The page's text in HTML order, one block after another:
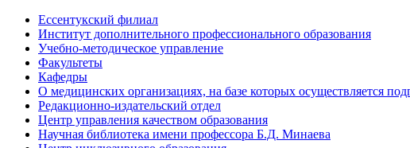
Ессентукский филиал
Институт дополнительного профессионального образования
Учебно-методическое управление
Факультеты
Кафедры
О медицинских организациях, на базе которых осуществляется
Редакционно-издательский отдел
Центр управления качеством образования
Научная библиотека имени профессора Б.Д. Минаева